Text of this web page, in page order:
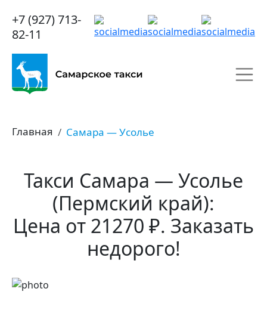
+7 (927) 713-
82-11
Главная Самара — Усолье
Такси Самара — Усолье
(Пермский край):
Цена от 21270 ₽. Заказать
недорого!